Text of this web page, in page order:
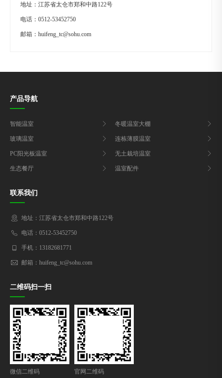
地址：江苏省太仓市郑和中路122号
电话： 0512-53452750
邮箱： huifeng_tc@sohu.com
产品导航
智能温室 冬暖温室大棚
玻璃温室 连栋薄膜温室
PC阳光板温室 无土栽培温室
生态餐厅 温室配件
联系我们
地址：江苏省太仓市郑和中路122号
电话：0512-53452750
手机：13182681771
邮箱：huifeng_tc@sohu.com
二维码扫一扫
微信二维码 官网二维码